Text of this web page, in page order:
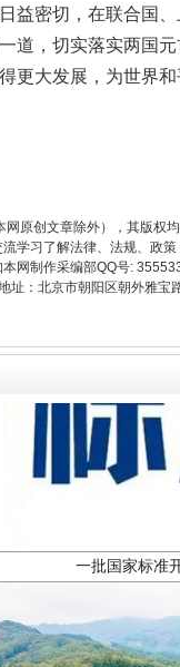
益密切，在联合国
道，切实落实两国
更大发展，为世界和
网原创文章除外），其版
学习了解法律、法规、政
网制作采编部QQ号:
：北京市朝阳区朝外雅
一批国家标准